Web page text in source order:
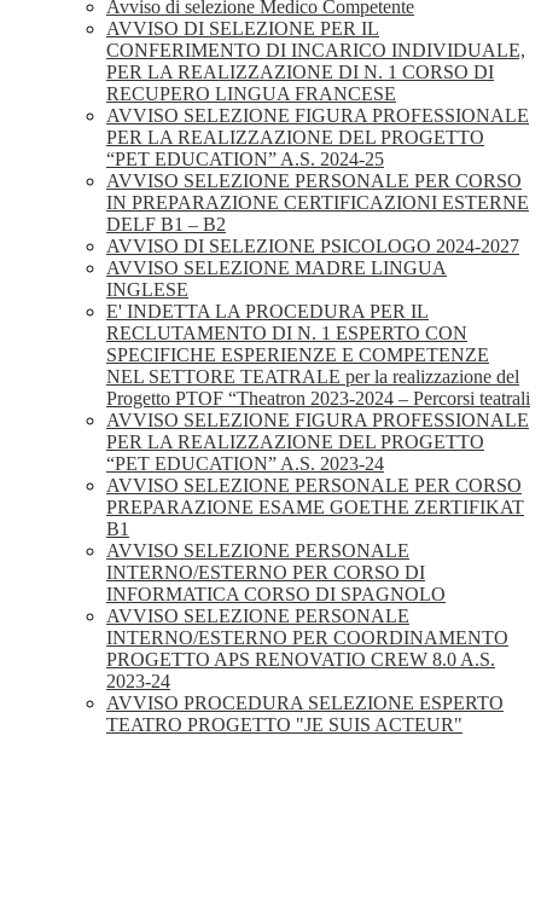
Avviso di selezione Medico Competente
AVVISO DI SELEZIONE PER IL
CONFERIMENTO DI INCARICO INDIVIDUALE,
PER LA REALIZZAZIONE DI N. 1 CORSO DI
RECUPERO LINGUA FRANCESE
AVVISO SELEZIONE FIGURA PROFESSIONALE
PER LA REALIZZAZIONE DEL PROGETTO
“PET EDUCATION” A.S. 2024-25
AVVISO SELEZIONE PERSONALE PER CORSO
IN PREPARAZIONE CERTIFICAZIONI ESTERNE
DELF B1 – B2
AVVISO DI SELEZIONE PSICOLOGO 2024-2027
AVVISO SELEZIONE MADRE LINGUA
INGLESE
E' INDETTA LA PROCEDURA PER IL
RECLUTAMENTO DI N. 1 ESPERTO CON
SPECIFICHE ESPERIENZE E COMPETENZE
NEL SETTORE TEATRALE per la realizzazione del
Progetto PTOF “Theatron 2023-2024 – Percorsi teatrali
AVVISO SELEZIONE FIGURA PROFESSIONALE
PER LA REALIZZAZIONE DEL PROGETTO
“PET EDUCATION” A.S. 2023-24
AVVISO SELEZIONE PERSONALE PER CORSO
PREPARAZIONE ESAME GOETHE ZERTIFIKAT
B1
AVVISO SELEZIONE PERSONALE
INTERNO/ESTERNO PER CORSO DI
INFORMATICA CORSO DI SPAGNOLO
AVVISO SELEZIONE PERSONALE
INTERNO/ESTERNO PER COORDINAMENTO
PROGETTO APS RENOVATIO CREW 8.0 A.S.
2023-24
AVVISO PROCEDURA SELEZIONE ESPERTO
TEATRO PROGETTO "JE SUIS ACTEUR"